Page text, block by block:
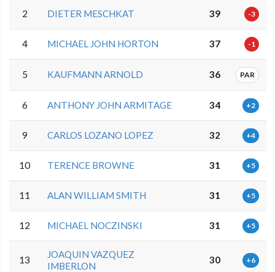
2 DIETER MESCHKAT 39 -3
4 MICHAEL JOHN HORTON 37 -1
5 KAUFMANN ARNOLD 36 PAR
6 ANTHONY JOHN ARMITAGE 34 +2
9 CARLOS LOZANO LOPEZ 32 +4
10 TERENCE BROWNE 31 +5
11 ALAN WILLIAM SMITH 31 +5
12 MICHAEL NOCZINSKI 31 +5
13
JOAQUIN VAZQUEZ
IMBERLON
30 +6